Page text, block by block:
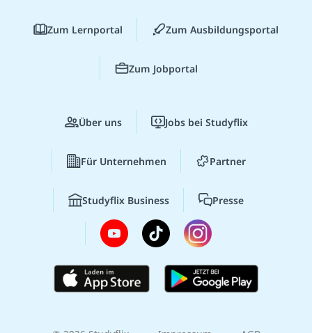
Zum Lernportal Zum Ausbildungsportal
Zum Jobportal
Über uns Jobs bei Studyflix
Für Unternehmen Partner
Studyflix Business Presse